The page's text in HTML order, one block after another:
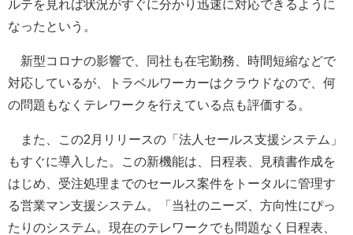
ルテを見れば状況がすぐに分かり迅速に対応できるように
なったという。
新型コロナの影響で、同社も在宅勤務、時間短縮などで
対応しているが、トラベルワーカーはクラウドなので、何
の問題もなくテレワークを行えている点も評価する。
また、この2月リリースの「法人セールス支援システム」
もすぐに導入した。この新機能は、日程表、見積書作成を
はじめ、受注処理までのセールス案件をトータルに管理す
る営業マン支援システム。「当社のニーズ、方向性にぴっ
たりのシステム。現在のテレワークでも問題なく日程表、